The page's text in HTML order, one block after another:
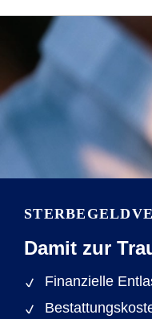
Damit zur
Finanzielle